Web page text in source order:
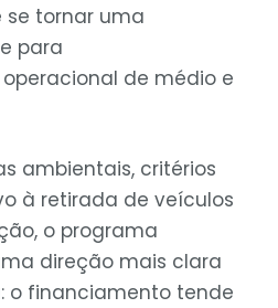
tornar uma
para
de médio e
ambientais, critérios
à retirada de veículos
o programa
direção mais clara
o financiamento tende